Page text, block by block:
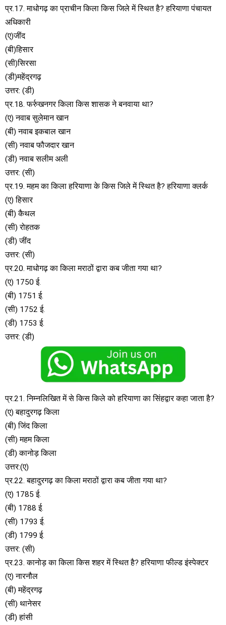
प्र.17. माधोगढ़ का प्राचीन किला किस जिले में स्थित है? हरियाणा पंचायत
अधिकारी
(ए)जींद
(बी)हिसार
(सी)सिरसा
(डी)महेंद्रगढ़
उत्तर: (डी)
प्र.18. फर्रुखनगर किला किस शासक ने बनवाया था?
(ए) नवाब सुलेमान खान
(बी) नवाब इकबाल खान
(सी) नवाब फौजदार खान
(डी) नवाब सलीम अली
उत्तर: (सी)
प्र.19. महम का किला हरियाणा के किस जिले में स्थित है? हरियाणा क्लर्क
(ए) हिसार
(बी) कैथल
(सी) रोहतक
(डी) जींद
उत्तर: (सी)
प्र.20. माधोगढ़ का किला मराठों द्वारा कब जीता गया था?
(ए) 1750 ई.
(बी) 1751 ई.
(सी) 1752 ई.
(डी) 1753 ई.
उत्तर: (डी)
प्र.21. निम्नलिखित में से किस किले को हरियाणा का सिंहद्वार कहा जाता है?
(ए) बहादुरगढ़ किला
(बी) जिंद किला
(सी) महम किला
(डी) कानोड़ किला
उत्तर:(ए)
प्र.22. बहादुरगढ़ का किला मराठों द्वारा कब जीता गया था?
(ए) 1785 ई.
(बी) 1788 ई.
(सी) 1793 ई.
(डी) 1799 ई.
उत्तर: (सी)
प्र.23. कानोड़ का किला किस शहर में स्थित है? हरियाणा फील्ड इंस्पेक्टर
(ए) नारनौल
(बी) महेंद्रगढ़
(सी) थानेसर
(डी) हांसी